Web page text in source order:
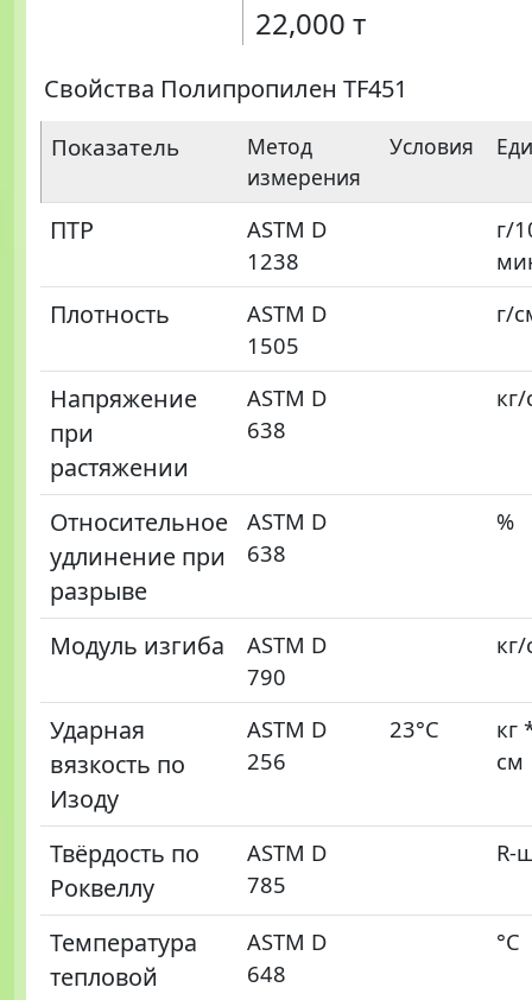
22,000 т
Свойства Полипропилен TF451
Показатель
Метод
измерения
Условия
ПТР
ASTM D
1238
г/
Плотность
ASTM D
1505
г/
Напряжение
при
растяжении
ASTM D
638
Относительное
удлинение при
разрыве
ASTM D
638
%
Модуль изгиба
ASTM D
790
Ударная
вязкость по
Изоду
ASTM D
256
23°C
кг
см
Твёрдость по
Роквеллу
ASTM D
785
R-
Температура
тепловой
ASTM D
648
°С